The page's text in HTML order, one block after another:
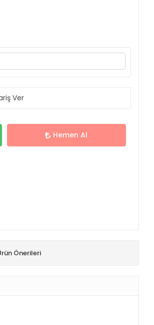
Ver
Hemen Al
Önerileri